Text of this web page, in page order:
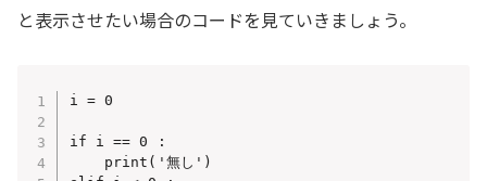
と表示させたい場合のコードを見ていきましょう。
i = 0
if i == 0 :
    print('無し')